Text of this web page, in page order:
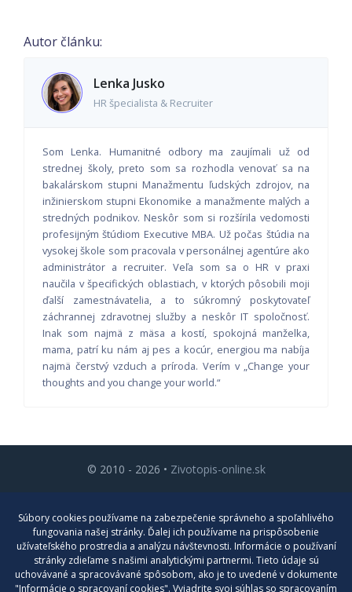
Autor článku:
Lenka Jusko
HR špecialista & Recruiter
Som Lenka. Humanitné odbory ma zaujímali už od
strednej školy, preto som sa rozhodla venovať sa na
bakalárskom stupni Manažmentu ľudských zdrojov, na
inžinierskom stupni Ekonomike a manažmente malých a
stredných podnikov. Neskôr som si rozšírila vedomosti
profesijným štúdiom Executive MBA. Už počas štúdia na
vysokej škole som pracovala v personálnej agentúre ako
administrátor a recruiter. Veľa som sa o HR v praxi
naučila v špecifických oblastiach, v ktorých pôsobili moji
ďalší zamestnávatelia, a to súkromný poskytovateľ
záchrannej zdravotnej služby a neskôr IT spoločnosť.
Inak som najmä z mäsa a kostí, spokojná manželka,
mama, patrí ku nám aj pes a kocúr, energiou ma nabíja
najmä čerstvý vzduch a príroda. Verím v „Change your
thoughts and you change your world.“
© 2010 - 2026 • Zivotopis-online.sk
Blog
Kontakt
Nastavenia cookies
Súbory cookies používame na zabezpečenie správneho a spoľahlivého
fungovania našej stránky. Ďalej ich používame na prispôsobenie
užívateľského prostredia a analýzu návštevnosti. Informácie o používaní
stránky zdieľame s našimi analytickými partnermi. Tieto údaje sú
uchovávané a spracovávané spôsobom, ako je to uvedené v dokumente
"Informácie o spracovaní cookies". Vyjadrite svoj súhlas so spracovaním